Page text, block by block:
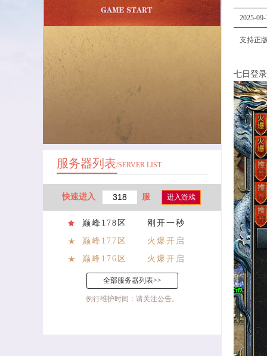
2025-
支持正
七日登
服务器列表/SERVER LIST
快速进入 服 进入游戏
巅峰178区
刚开一秒
巅峰177区
火爆开启
巅峰176区
火爆开启
全部服务器列表>>
例行维护时间：请关注公告。